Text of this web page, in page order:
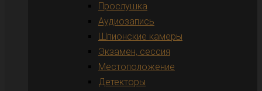
Прослушка
Аудиозапись
Шпионские камеры
Экзамен, сессия
Местоположение
Детекторы